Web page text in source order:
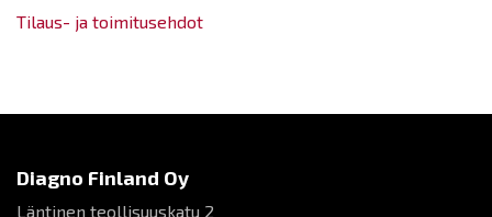
Tilaus- ja toimitusehdot
Diagno Finland Oy
Läntinen teollisuuskatu 2